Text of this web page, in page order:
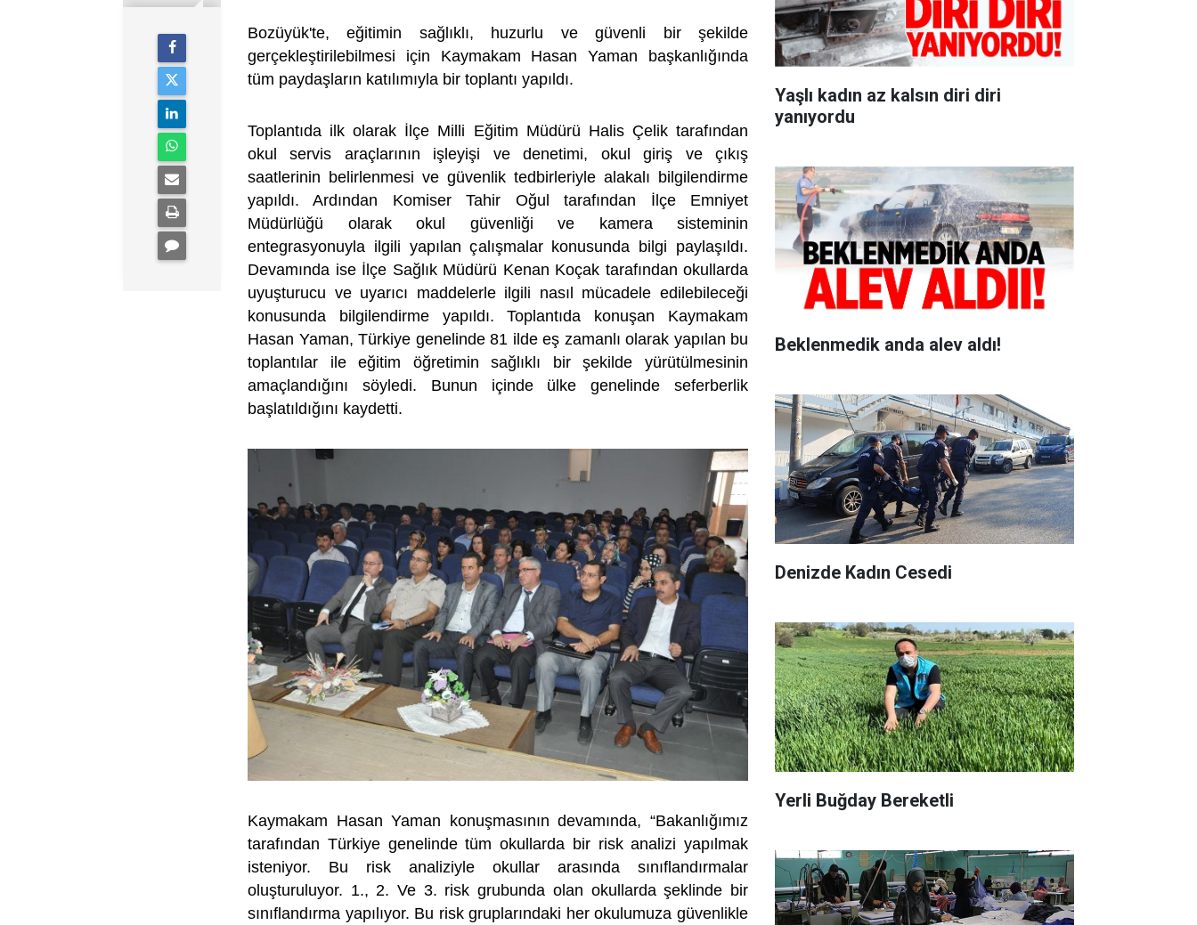
Bozüyük'te, eğitimin sağlıklı, huzurlu ve güvenli bir şekilde
gerçekleştirilebilmesi için Kaymakam Hasan Yaman başkanlığında
tüm paydaşların katılımıyla bir toplantı yapıldı.
Toplantıda ilk olarak İlçe Milli Eğitim Müdürü Halis Çelik tarafından
okul servis araçlarının işleyişi ve denetimi, okul giriş ve çıkış
saatlerinin belirlenmesi ve güvenlik tedbirleriyle alakalı bilgilendirme
yapıldı. Ardından Komiser Tahir Oğul tarafından İlçe Emniyet
Müdürlüğü olarak okul güvenliği ve kamera sisteminin
entegrasyonuyla ilgili yapılan çalışmalar konusunda bilgi paylaşıldı.
Devamında ise İlçe Sağlık Müdürü Kenan Koçak tarafından okullarda
uyuşturucu ve uyarıcı maddelerle ilgili nasıl mücadele edilebileceği
konusunda bilgilendirme yapıldı. Toplantıda konuşan Kaymakam
Hasan Yaman, Türkiye genelinde 81 ilde eş zamanlı olarak yapılan bu
toplantılar ile eğitim öğretimin sağlıklı bir şekilde yürütülmesinin
amaçlandığını söyledi. Bunun içinde ülke genelinde seferberlik
başlatıldığını kaydetti.
Kaymakam Hasan Yaman konuşmasının devamında, “Bakanlığımız
tarafından Türkiye genelinde tüm okullarda bir risk analizi yapılmak
isteniyor. Bu risk analiziyle okullar arasında sınıflandırmalar
oluşturuluyor. 1., 2. Ve 3. risk grubunda olan okullarda şeklinde bir
sınıflandırma yapılıyor. Bu risk gruplarındaki her okulumuza güvenlikle
Yaşlı kadın az kalsın diri diri
yanıyordu
Beklenmedik anda alev aldı!
Denizde Kadın Cesedi
Yerli Buğday Bereketli